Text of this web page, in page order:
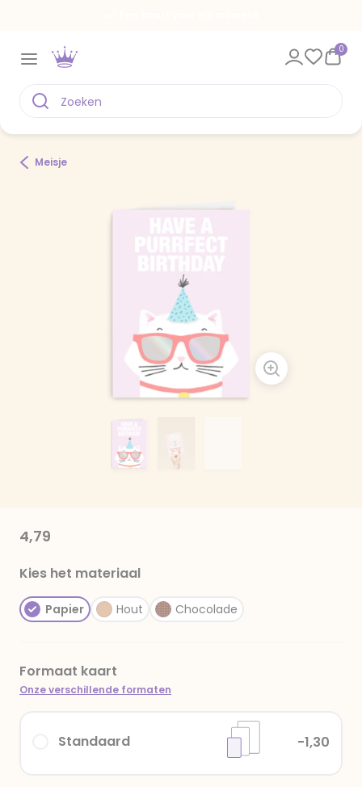
0
Meisje
4,79
Kies het materiaal
Papier Hout Chocolade
Formaat kaart
Onze verschillende formaten
Standaard -1,30